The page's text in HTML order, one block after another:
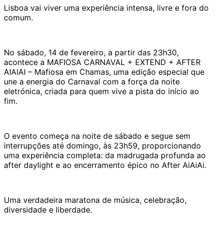
Lisboa vai viver uma experiência intensa, livre e fora do
comum.
No sábado, 14 de fevereiro, a partir das 23h30,
acontece a MAFIOSA CARNAVAL + EXTEND + AFTER
AIAIAI – Mafiosa em Chamas, uma edição especial que
une a energia do Carnaval com a força da noite
eletrónica, criada para quem vive a pista do início ao
fim.
O evento começa na noite de sábado e segue sem
interrupções até domingo, às 23h59, proporcionando
uma experiência completa: da madrugada profunda ao
after daylight e ao encerramento épico no After AiAiAi.
Uma verdadeira maratona de música, celebração,
diversidade e liberdade.